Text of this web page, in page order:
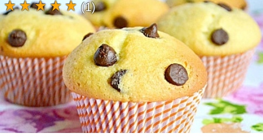
(1)